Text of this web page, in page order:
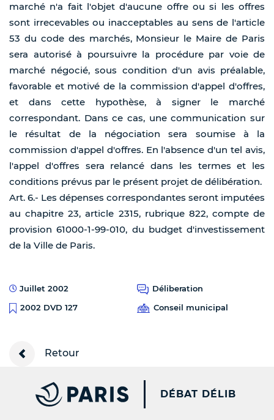
marché n'a fait l'objet d'aucune offre ou si les offres
sont irrecevables ou inacceptables au sens de l'article
53 du code des marchés, Monsieur le Maire de Paris
sera autorisé à poursuivre la procédure par voie de
marché négocié, sous condition d'un avis préalable,
favorable et motivé de la commission d'appel d'offres,
et dans cette hypothèse, à signer le marché
correspondant. Dans ce cas, une communication sur
le résultat de la négociation sera soumise à la
commission d'appel d'offres. En l'absence d'un tel avis,
l'appel d'offres sera relancé dans les termes et les
conditions prévus par le présent projet de délibération.
Art. 6.- Les dépenses correspondantes seront imputées
au chapitre 23, article 2315, rubrique 822, compte de
provision 61000-1-99-010, du budget d'investissement
de la Ville de Paris.
Juillet 2002
Déliberation
2002 DVD 127
Conseil municipal
Retour
PARIS.FR [NEW
DÉBAT DÉLIB